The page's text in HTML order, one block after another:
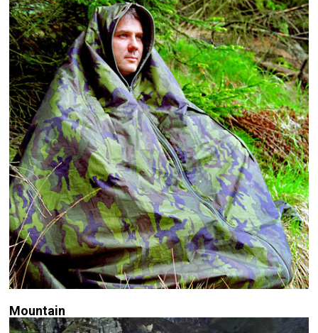
Mountain